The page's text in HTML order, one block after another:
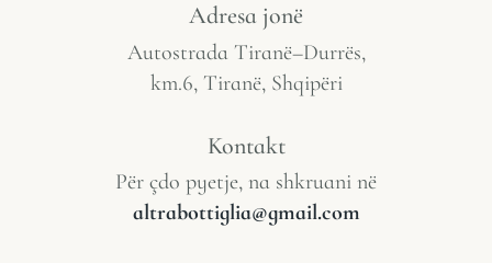
Adresa jonë
Autostrada Tiranë–Durrës,
km.6, Tiranë, Shqipëri
Kontakt
Për çdo pyetje, na shkruani në
altrabottiglia@gmail.com